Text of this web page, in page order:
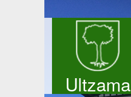
Ultzama